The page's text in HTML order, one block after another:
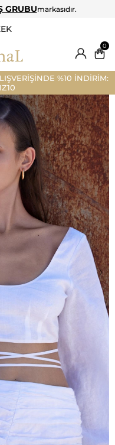
GRUBUmarkasıdır.
0
%10 İNDİRİM:
›